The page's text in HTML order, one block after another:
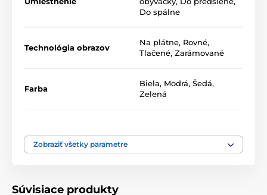
Kvalita je pre nás dôležitá a preto sme pre naše obrazy
na pružné plátno, ktorého hmotnosť je
Do spálne
Technológia obrazov
Na plátne, Rovné,
Tlačené, Zarámované
Farba
Biela, Modrá, Šedá,
Zelená
Zobraziť všetky parametre
Súvisiace produkty